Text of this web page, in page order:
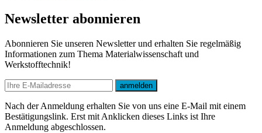
Newsletter abonnieren
Abonnieren Sie unseren Newsletter und erhalten Sie regelmäßig
Informationen zum Thema Materialwissenschaft und
Werkstofftechnik!
E-mail
anmelden
Nach der Anmeldung erhalten Sie von uns eine E-Mail mit einem
Bestätigungslink. Erst mit Anklicken dieses Links ist Ihre
Anmeldung abgeschlossen.